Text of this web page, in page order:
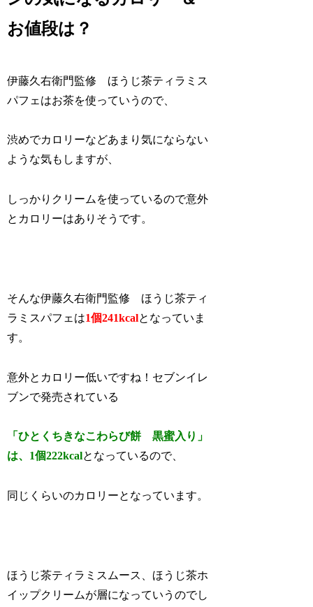
お値段は？
伊藤久右衛門監修 ほうじ茶ティラミス
パフェはお茶を使っていうので、
渋めでカロリーなどあまり気にならない
ような気もしますが、
しっかりクリームを使っているので意外
とカロリーはありそうです。
そんな伊藤久右衛門監修 ほうじ茶ティ
ラミスパフェは1個241kcalとなっていま
す。
意外とカロリー低いですね！セブンイレ
ブンで発売されている
「ひとくちきなこわらび餅 黒蜜入り」
は、1個222kcalとなっているので、
同じくらいのカロリーとなっています。
ほうじ茶ティラミスムース、ほうじ茶ホ
イップクリームが層になっていうのでし